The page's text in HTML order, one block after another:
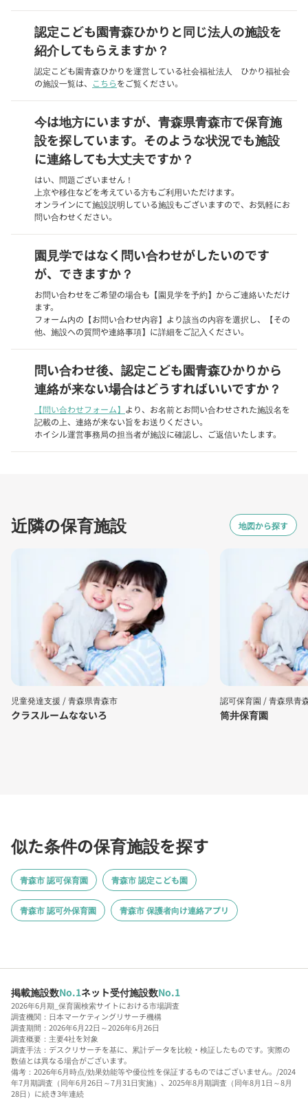
認定こども園青森ひかりと同じ法人の施設を
紹介してもらえますか？
認定こども園青森ひかりを運営している社会福祉法人 ひかり福祉会
の施設一覧は、
こちらをご覧ください。
今は地方にいますが、青森県青森市で保育施
設を探しています。そのような状況でも施設
に連絡しても大丈夫ですか？
はい、問題ございません！
上京や移住などを考えている方もご利用いただけます。
オンラインにて施設説明している施設もございますので、お気軽にお
問い合わせください。
園見学ではなく問い合わせがしたいのです
が、できますか？
お問い合わせをご希望の場合も【園見学を予約】からご連絡いただけ
ます。
フォーム内の【お問い合わせ内容】より該当の内容を選択し、【その
他、施設への質問や連絡事項】に詳細をご記入ください。
問い合わせ後、認定こども園青森ひかりから
連絡が来ない場合はどうすればいいですか？
【問い合わせフォーム】 より、お名前とお問い合わせされた施設名を
記載の上、連絡が来ない旨をお送りください。
ホイシル運営事務局の担当者が施設に確認し、ご返信いたします。
近隣の保育施設 地図から探す
児童発達支援 /青森県青森市
クラスルームなないろ
認可保育園 /青森県青
筒井保育園
似た条件の保育施設を探す
青森市 認可保育園 青森市 認定こども園
青森市 認可外保育園 青森市 保護者向け連絡アプリ
掲載施設数No.1ネット受付施設数No.1
2026年6月期_保育園検索サイトにおける市場調査
調査機関：日本マーケティングリサーチ機構
調査期間：2026年6月22日～2026年6月26日
調査概要：主要4社を対象
調査手法：デスクリサーチを基に、累計データを比較・検証したものです。実際の
数値とは異なる場合がございます。
備考：2026年6月時点/効果効能等や優位性を保証するものではございません。/2024
年7月期調査（同年6月26日～7月31日実施）、2025年8月期調査（同年8月1日～8月
28日）に続き3年連続